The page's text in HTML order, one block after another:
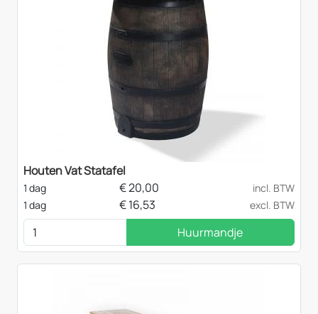
Houten Vat Statafel
1 dag €20,00
incl. BTW
1 dag
€16,53 excl. BTW
Huurmandje